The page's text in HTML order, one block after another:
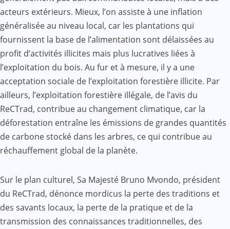
acteurs extérieurs. Mieux, l’on assiste à une inflation
généralisée au niveau local, car les plantations qui
fournissent la base de l’alimentation sont délaissées au
profit d’activités illicites mais plus lucratives liées à
l’exploitation du bois. Au fur et à mesure, il y a une
acceptation sociale de l’exploitation forestière illicite. Par
ailleurs, l’exploitation forestière illégale, de l’avis du
ReCTrad, contribue au changement climatique, car la
déforestation entraîne les émissions de grandes quantités
de carbone stocké dans les arbres, ce qui contribue au
réchauffement global de la planète.
Sur le plan culturel, Sa Majesté Bruno Mvondo, président
du ReCTrad, dénonce mordicus la perte des traditions et
des savants locaux, la perte de la pratique et de la
transmission des connaissances traditionnelles, des